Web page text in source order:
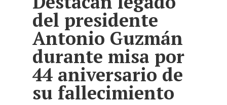
del presidente
Antonio Guzmán
durante misa por
44 aniversario de
su fallecimiento